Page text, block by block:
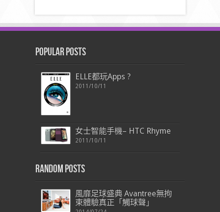
Popular Posts
ELLE都玩Apps ?
2011/10/11
女士智能手機– HTC Rhyme
2011/10/11
Random Posts
風靡足球盛典 Avantree無拘
束體驗真正「觸球聲」